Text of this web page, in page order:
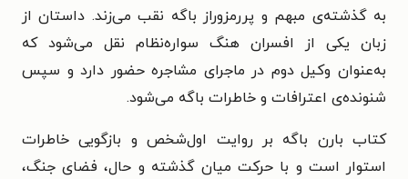
به گذشته‌ی مبهم و پررمزوراز باگه نقب می‌زند. داستان از
زبان یکی از افسران هنگ سواره‌نظام نقل می‌شود که
به‌عنوان وکیل دوم در ماجرای مشاجره حضور دارد و سپس
شنونده‌ی اعترافات و خاطرات باگه می‌شود.
کتاب بارن باگه بر روایت اول‌شخص و بازگویی خاطرات
استوار است و با حرکت میان گذشته و حال، فضای جنگ،